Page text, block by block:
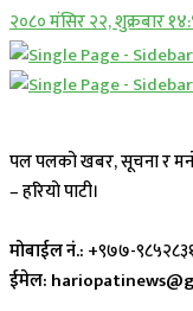
२०८० मंसिर २२, शुक्रबार
पल पलको खबर, सूचना र
– हरियो पाटी।
मोबाईल नं.: +९७७-
ईमेल: